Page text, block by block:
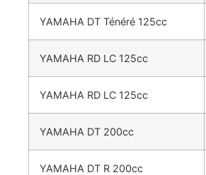
YAMAHA DT Ténéré 125cc
YAMAHA RD LC 125cc
YAMAHA RD LC 125cc
YAMAHA DT 200cc
YAMAHA DT R 200cc